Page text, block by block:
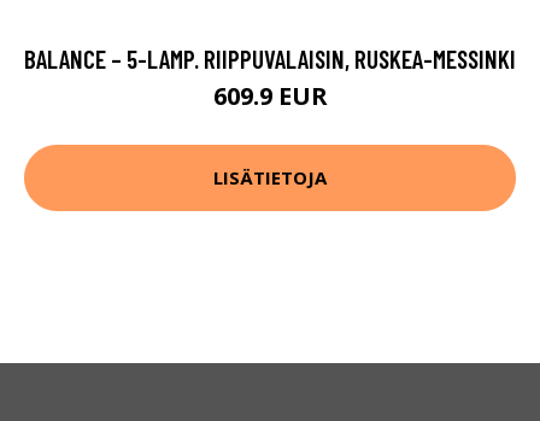
BALANCE – 5-LAMP. RIIPPUVALAISIN, RUSKEA-MESSINKI
609.9 EUR
LISÄTIETOJA